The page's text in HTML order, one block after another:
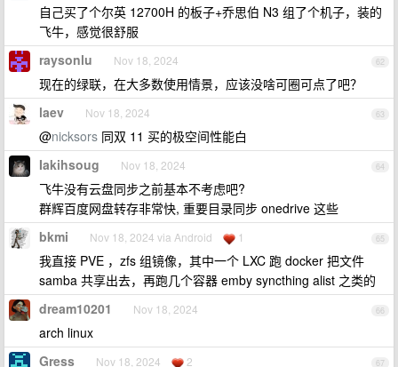
自己买了个尔英 12700H 的板子+乔思伯 N3 组了个机子，装的
飞牛，感觉很舒服
62
raysonlu Nov 18, 2024
现在的绿联，在大多数使用情景，应该没啥可圈可点了吧？
63
laev Nov 18, 2024
@nicksors 同双 11 买的极空间性能白
64
Iakihsoug Nov 18, 2024
飞牛没有云盘同步之前基本不考虑吧?
群辉百度网盘转存非常快, 重要目录同步 onedrive 这些
65
bkmi Nov 18, 2024 via Android 1
我直接 PVE ，zfs 组镜像，其中一个 LXC 跑 docker 把文件
samba 共享出去，再跑几个容器 emby syncthing alist 之类的
66
dream10201 Nov 18, 2024
arch linux
67
Gress Nov 18, 2024 2